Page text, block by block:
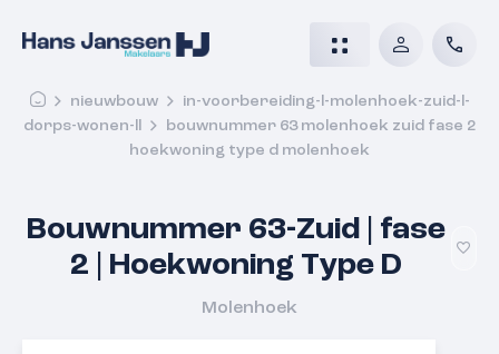
nieuwbouw
in-voorbereiding-l-molenhoek-zuid-l-
dorps-wonen-ll
bouwnummer 63 molenhoek zuid fase 2
hoekwoning type d molenhoek
Bouwnummer 63-Zuid | fase
2 | Hoekwoning Type D
Molenhoek